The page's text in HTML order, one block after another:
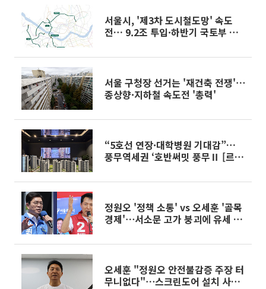
서울시, '제3차 도시철도망' 속도
전… 9.2조 투입·하반기 국토부 승
서울 구청장 선거는 '재건축 전쟁'⋯
종상향·지하철 속도전 '총력'
“5호선 연장·대학병원 기대감”…
풍무역세권 ‘호반써밋 풍무Ⅱ [르
정원오 '정책 소통' vs 오세훈 '골목
경제'⋯서소문 고가 붕괴에 유세 즉
오세훈 "정원오 안전불감증 주장 터
무니없다"⋯스크린도어 설치 사례